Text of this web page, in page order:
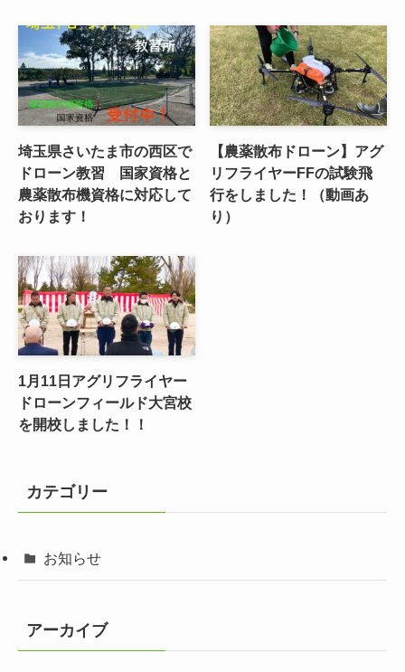
埼玉県さいたま市の西区で
ドローン教習 国家資格と
農薬散布機資格に対応して
おります！
【農薬散布ドローン】アグ
リフライヤーFFの試験飛
行をしました！（動画あ
り）
1月11日アグリフライヤー
ドローンフィールド大宮校
を開校しました！！
カテゴリー
お知らせ
アーカイブ